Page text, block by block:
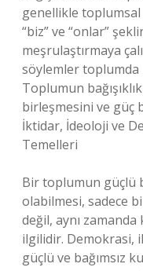
genellikle
“biz” ve “onlar”
meşrulaştırmaya
söylemler
Toplumun
birleşmesini ve güç
İktidar, İdeoloji ve
Temelleri
Bir toplumun güçlü
olabilmesi, sadece
değil, aynı
ilgilidir. Demokrasi,
güçlü ve bağımsız